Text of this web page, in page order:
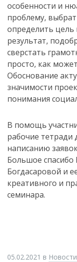
особенности и
проблему,
определить цель
результат,
сверстать
просто, как
Обоснование
значимости
понимания
В помощь
рабочие тетради
написанию
Большое
Богдасаровой и
креативного и
семинара.
05.02.2021 в Новости